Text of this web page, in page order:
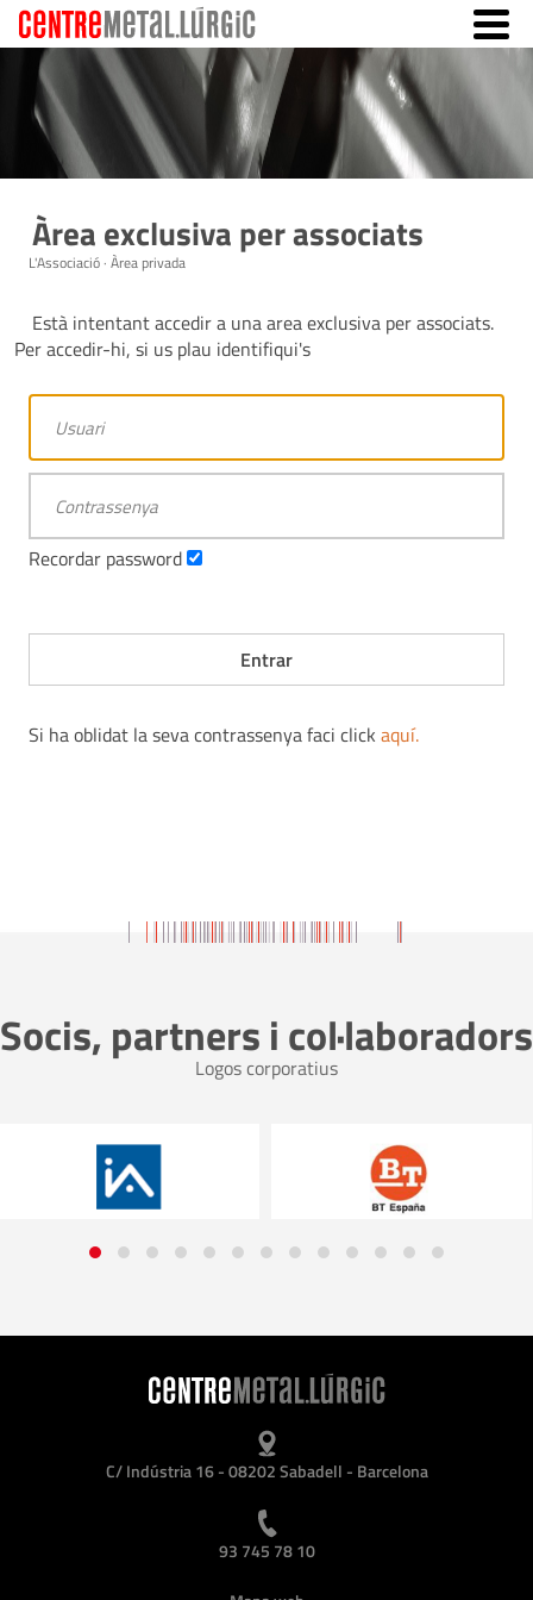
Àrea exclusiva per associats
L'Associació · Àrea privada
Està intentant accedir a una area exclusiva per associats.
Per accedir-hi, si us plau identifiqui's
Recordar password
Si ha oblidat la seva contrassenya faci click aquí.
Socis, partners i col·laboradors
Logos corporatius
C/ Indústria 16 - 08202 Sabadell - Barcelona
93 745 78 10